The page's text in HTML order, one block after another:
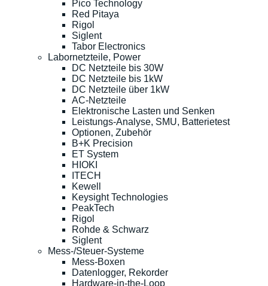
Pico Technology
Red Pitaya
Rigol
Siglent
Tabor Electronics
Labornetzteile, Power
DC Netzteile bis 30W
DC Netzteile bis 1kW
DC Netzteile über 1kW
AC-Netzteile
Elektronische Lasten und Senken
Leistungs-Analyse, SMU, Batterietest
Optionen, Zubehör
B+K Precision
ET System
HIOKI
ITECH
Kewell
Keysight Technologies
PeakTech
Rigol
Rohde & Schwarz
Siglent
Mess-/Steuer-Systeme
Mess-Boxen
Datenlogger, Rekorder
Hardware-in-the-Loop